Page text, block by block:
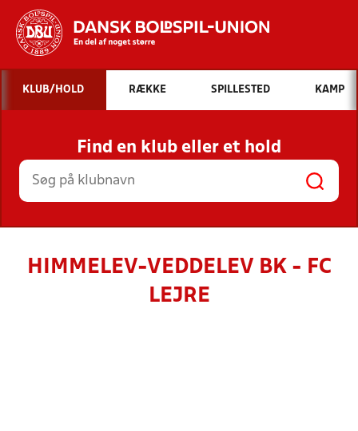
Hvad vil du søge efter?
INDHOLD OG NYHEDER
STILLINGER, RESULTATER, KLUBBER OG
HOLD
KLUB/HOLD RÆKKE SPILLESTED KAMP
Find en klub eller et hold
HIMMELEV-VEDDELEV BK - FC
LEJRE